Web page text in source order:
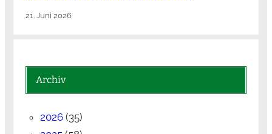
21. Juni 2026
Archiv
2026(35)